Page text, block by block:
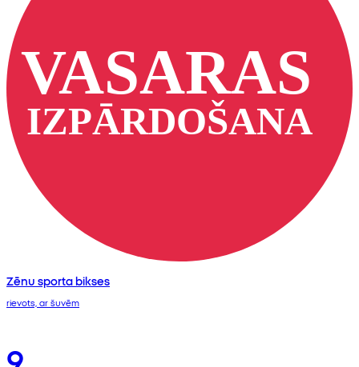
Zēnu sporta bikses
rievots, ar šuvēm